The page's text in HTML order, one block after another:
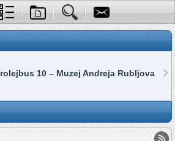
10 – Muzej Andreja Rubljova